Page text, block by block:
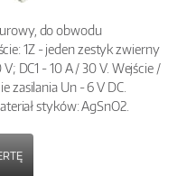
do obwodu
1Z - jeden zestyk zwierny
DC1 - 10 A / 30 V. Wejście /
zasilania Un - 6 V DC.
styków: AgSnO2.